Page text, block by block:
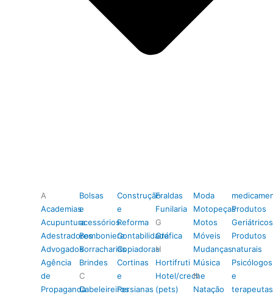
A
Academias
Acupuntura
Adestradores
Advogados
Agência
de
Propaganda
Bolsas
e
acessórios
Bomboniere
Borracharias
Brindes
C
Cabeleireiros
Construção
e
Reforma
Contabilidade
Copiadoras
Cortinas
e
Persianas
Fraldas
Funilaria
G
Gráfica
H
Hortifruti
Hotel/creche
(pets)
Moda
Motopeças
Motos
Móveis
Mudanças
Música
N
Natação
Produtos
Geriátricos
Produtos
naturais
Psicólogos
e
terapeutas